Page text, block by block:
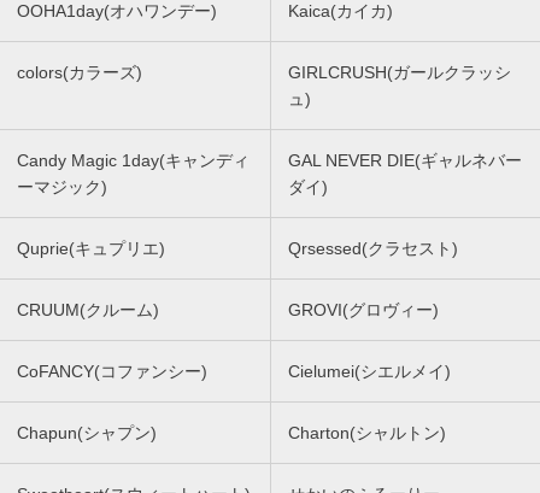
OOHA1day(オハワンデー) Kaica(カイカ)
colors(カラーズ)
GIRLCRUSH(ガールクラッシ
ュ)
Candy Magic 1day(キャンディ
ーマジック)
GAL NEVER DIE(ギャルネバー
ダイ)
Quprie(キュプリエ) Qrsessed(クラセスト)
CRUUM(クルーム) GROVI(グロヴィー)
CoFANCY(コファンシー) Cielumei(シエルメイ)
Chapun(シャプン) Charton(シャルトン)